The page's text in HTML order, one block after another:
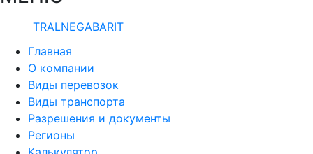
TRALNEGABARIT
Главная
О компании
Виды перевозок
Виды транспорта
Разрешения и документы
Регионы